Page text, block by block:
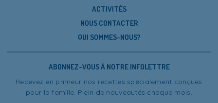
ACTIVITÉS
NOUS CONTACTER
QUI SOMMES-NOUS?
ABONNEZ-VOUS À NOTRE INFOLETTRE
Recevez en primeur nos recettes spécialement conçues
pour la famille. Plein de nouveautés chaque mois.